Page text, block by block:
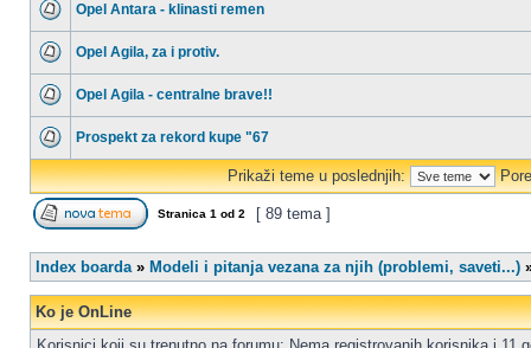
Opel Antara - klinasti remen
Opel Agila, za i protiv.
Opel Agila - centralne brave!!
Prospekt za rekord kupe "67
Prikaži teme u poslednjih:
Stranica 1 od 2 [ 89 tema ]
Index boarda» Modeli i pitanja vezana za njih (problemi, saveti...)
Ko je OnLine